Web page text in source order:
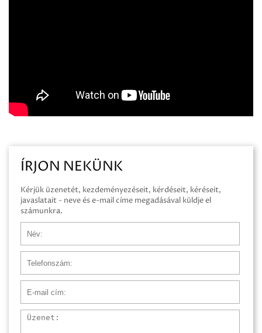
ÍRJON NEKÜNK
Kérjük üzenetét, kezdeményezéseit, kérdéseit, kéréseit,
javaslatait - neve és e-mail címe megadásával küldje el
számunkra.
Üzenet